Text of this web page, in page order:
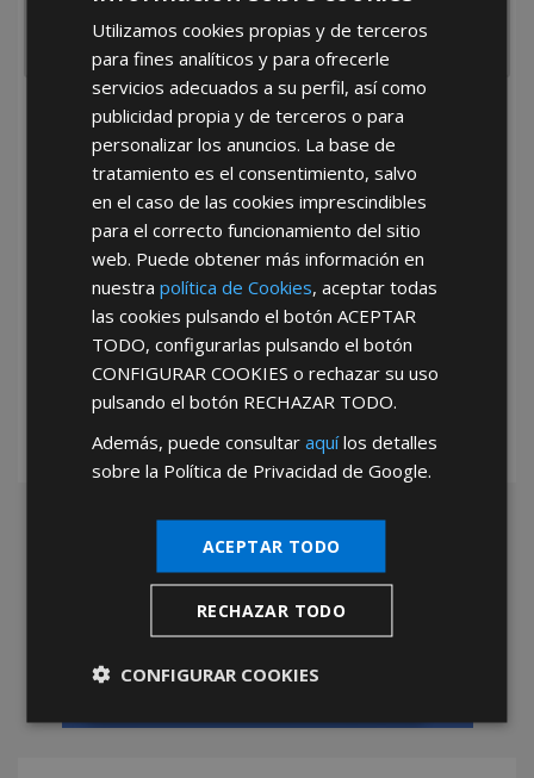
He leído y acepto la Política de Privacidad
*Abstenerse particulares, sólo venta a tiendas y empresas minoristas y
Utilizamos cookies propias y de terceros
para fines analíticos y para ofrecerle
servicios adecuados a su perfil, así como
publicidad propia y de terceros o para
personalizar los anuncios. La base de
tratamiento es el consentimiento, salvo
en el caso de las cookies imprescindibles
para el correcto funcionamiento del sitio
web. Puede obtener más información en
nuestrapolítica de Cookies, aceptar todas
las cookies pulsando el botónACEPTAR
TODO, configurarlas pulsando el botón
CONFIGURAR COOKIES o rechazar su uso
pulsando el botón RECHAZAR TODO.
Además, puede consultaraquílos detalles
sobre la Política de Privacidad de Google.
ACEPTAR TODO
RECHAZAR TODO
CONFIGURAR COOKIES